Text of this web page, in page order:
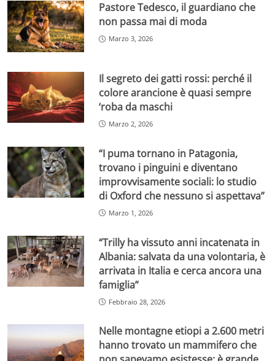
Pastore Tedesco, il guardiano che
non passa mai di moda
Marzo 3, 2026
Il segreto dei gatti rossi: perché il
colore arancione è quasi sempre
‘roba da maschi
Marzo 2, 2026
“I puma tornano in Patagonia,
trovano i pinguini e diventano
improvvisamente sociali: lo studio
di Oxford che nessuno si aspettava”
Marzo 1, 2026
“Trilly ha vissuto anni incatenata in
Albania: salvata da una volontaria, è
arrivata in Italia e cerca ancora una
famiglia”
Febbraio 28, 2026
Nelle montagne etiopi a 2.600 metri
hanno trovato un mammifero che